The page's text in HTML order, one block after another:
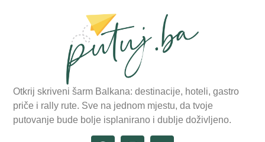
Otkrij skriveni šarm Balkana: destinacije, hoteli, gastro
priče i rally rute. Sve na jednom mjestu, da tvoje
putovanje bude bolje isplanirano i dublje doživljeno.